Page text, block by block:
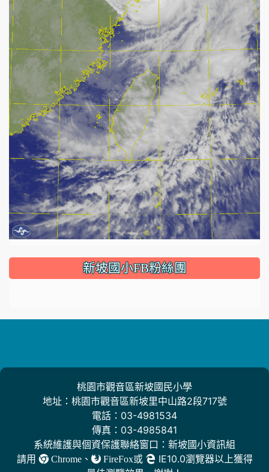
::: 新坡國小FB粉絲團
桃園市觀音區新坡國民小學
地址：桃園市觀音區新坡里中山路2段717號
電話：03-4981534
傳真：03-4985841
系統維護與個資保護聯絡窗口：新坡國小資訊組
請用
Chrome、 FireFox或
IE10.0瀏覽器以上獲得